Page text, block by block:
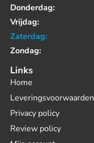
Donderdag:
Vrijdag:
Zaterdag:
Zondag:
Links
Home
Leveringsvoorwaarden
Privacy policy
Review policy